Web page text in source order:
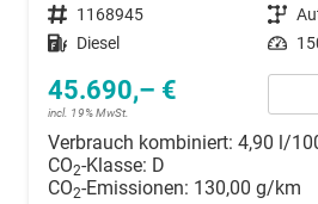
Fahrzeugnummer 1168945 Getriebe
Kraftstoff Diesel Leistung
45.690,– €
incl. 19% MwSt.
Verbrauch kombiniert: 4,90 l/
CO2-Klasse: D
CO2-Emissionen: 130,00 g/km